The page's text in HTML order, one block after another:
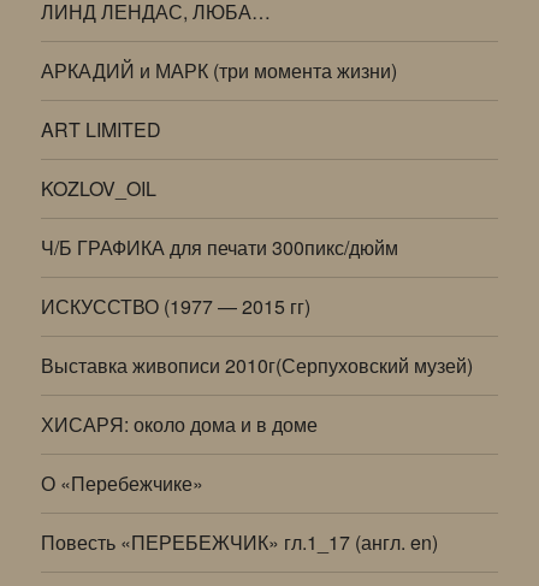
ЛИНД ЛЕНДАС, ЛЮБА…
АРКАДИЙ и МАРК (три момента жизни)
ART LIMITED
KOZLOV_OIL
Ч/Б ГРАФИКА для печати 300пикс/дюйм
ИСКУССТВО (1977 — 2015 гг)
Выставка живописи 2010г(Серпуховский музей)
ХИСАРЯ: около дома и в доме
О «Перебежчике»
Повесть «ПЕРЕБЕЖЧИК» гл.1_17 (англ. en)